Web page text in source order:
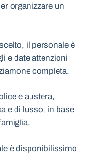
organizzare un
il personale è
e date attenzioni
completa.
e austera,
e di lusso, in base
è disponibilissimo